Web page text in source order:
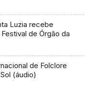
Luzia recebe
de Órgão da
de Folclore
(áudio)